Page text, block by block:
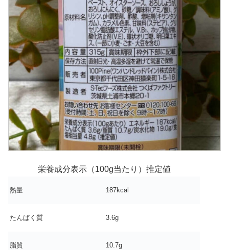
栄養成分表示（100g当たり）推定値
熱量 187kcal
たんぱく質 3.6g
脂質 10.7g